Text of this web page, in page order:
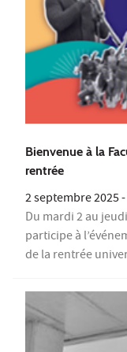
Bienvenue à la
rentrée
2 septembre 2025-
Du mardi 2 au
participe à
de la rentrée